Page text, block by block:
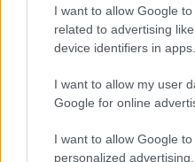
I want to allow Google
related to advertising
device identifiers in apps.
I want to allow my user
Google for online
I want to allow Google
personalized advertising.
L’azienda ha cercato
ospedale per Covid. Per
fare affidamento su un
anche essere ad alto
con fattori di rischio